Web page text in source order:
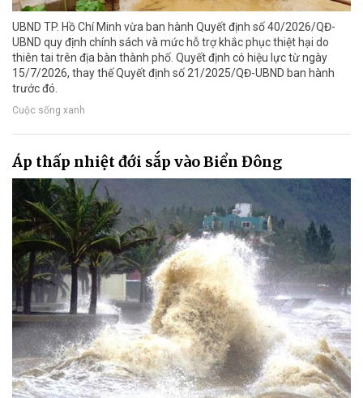
UBND TP. Hồ Chí Minh vừa ban hành Quyết định số 40/2026/QĐ-
UBND quy định chính sách và mức hỗ trợ khắc phục thiệt hại do
thiên tai trên địa bàn thành phố. Quyết định có hiệu lực từ ngày
15/7/2026, thay thế Quyết định số 21/2025/QĐ-UBND ban hành
trước đó.
Cuộc sống xanh
Áp thấp nhiệt đới sắp vào Biển Đông